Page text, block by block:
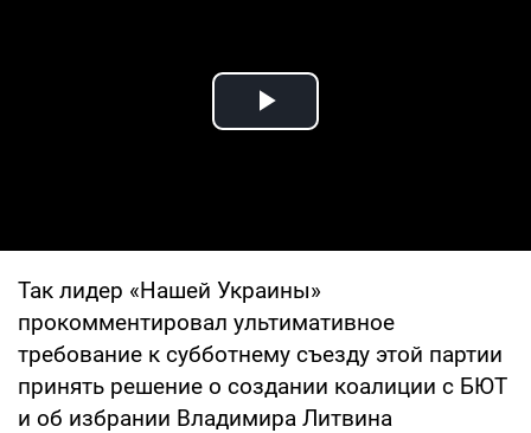
Play Video
Так лидер «Нашей Украины»
прокомментировал ультимативное
требование к субботнему съезду этой партии
принять решение о создании коалиции с БЮТ
и об избрании Владимира Литвина